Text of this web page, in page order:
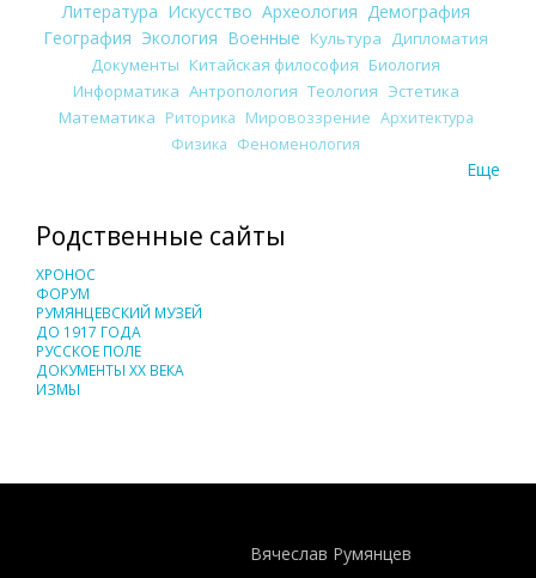
Литература Искусство Археология Демография
География Экология Военные Культура
Дипломатия
Документы Китайская философия Биология
Информатика Антропология Теология Эстетика
Математика Риторика Мировоззрение Архитектура
Физика Феноменология
Еще
Родственные сайты
ХРОНОС
ФОРУМ
РУМЯНЦЕВСКИЙ МУЗЕЙ
ДО 1917 ГОДА
РУССКОЕ ПОЛЕ
ДОКУМЕНТЫ XX ВЕКА
ИЗМЫ
Вячеслав Румянцев